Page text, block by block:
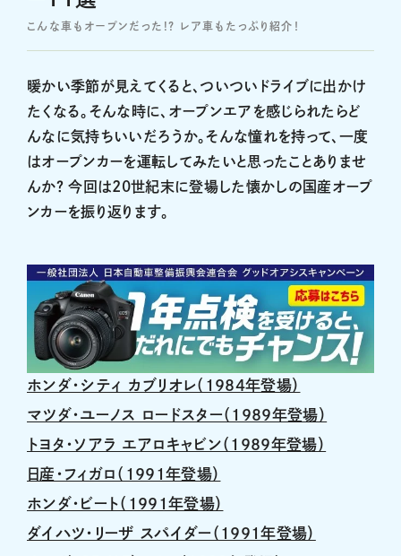
こんな車もオープンだった!? レア車もたっぷり紹介！
暖かい季節が見えてくると、ついついドライブに出かけ
たくなる。そんな時に、オープンエアを感じられたらど
んなに気持ちいいだろうか。そんな憧れを持って、一度
はオープンカーを運転してみたいと思ったことありませ
んか？ 今回は20世紀末に登場した懐かしの国産オープ
ンカーを振り返ります。
ホンダ・シティ カブリオレ（1984年登場）
マツダ・ユーノス ロードスター（1989年登場）
トヨタ・ソアラ エアロキャビン（1989年登場）
日産・フィガロ（1991年登場）
ホンダ・ビート（1991年登場）
ダイハツ・リーザ スパイダー（1991年登場）